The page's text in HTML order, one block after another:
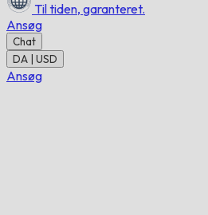
Til tiden, garanteret.
Ansøg
Chat
DA | USD
Ansøg